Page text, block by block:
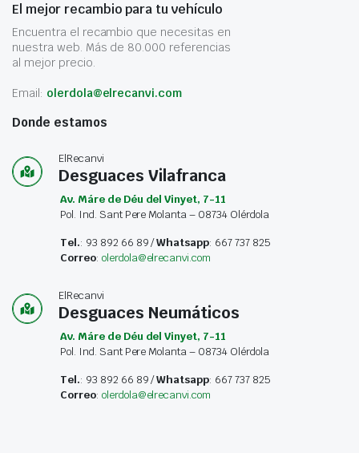
El mejor recambio para tu vehículo
Encuentra el recambio que necesitas en
nuestra web. Más de 80.000 referencias
al mejor precio.
Email: olerdola@elrecanvi.com
Donde estamos
ElRecanvi
Desguaces Vilafranca
Av. Máre de Déu del Vinyet, 7-11
Pol. Ind. Sant Pere Molanta – 08734 Olérdola
Tel.: 93 892 66 89 /Whatsapp: 667 737 825
Correo: olerdola@elrecanvi.com
ElRecanvi
Desguaces Neumáticos
Av. Máre de Déu del Vinyet, 7-11
Pol. Ind. Sant Pere Molanta – 08734 Olérdola
Tel.: 93 892 66 89 /Whatsapp: 667 737 825
Correo: olerdola@elrecanvi.com